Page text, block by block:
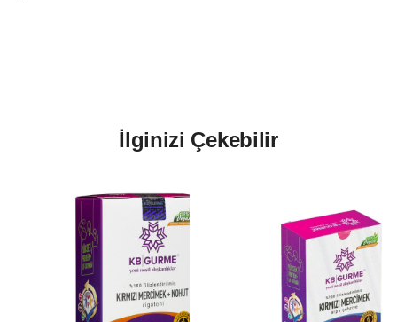
İlginizi Çekebilir